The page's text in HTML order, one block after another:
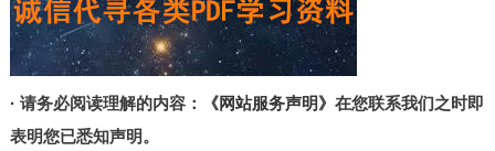
· 请务必阅读理解的内容： 《网站服务声明》 在您联系我们之时即
表明您已悉知声明。